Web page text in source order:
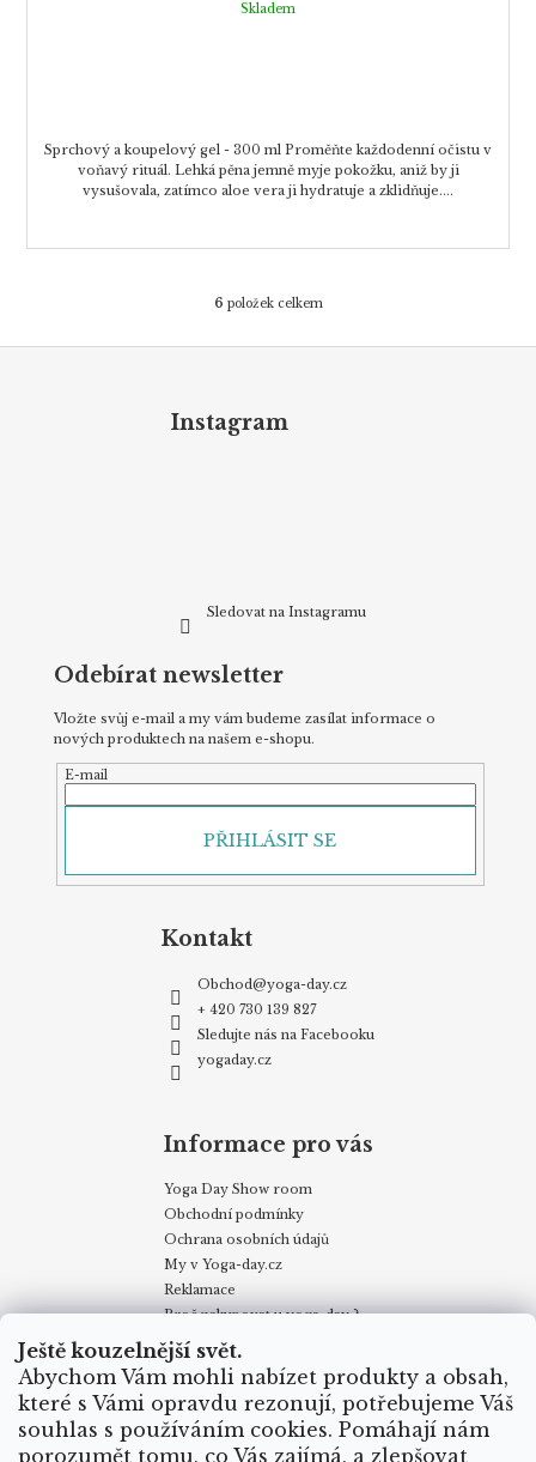
Ještě kouzelnější svět.
Abychom Vám mohli nabízet produkty a obsah,
které s Vámi opravdu rezonují, potřebujeme Váš
souhlas s používáním cookies. Pomáhají nám
porozumět tomu, co Vás zajímá, a zlepšovat
Skladem
Sprchový a koupelový gel - 300 ml Proměňte každodenní očistu v
voňavý rituál. Lehká pěna jemně myje pokožku, aniž by ji
vysušovala, zatímco aloe vera ji hydratuje a zklidňuje....
O
a
v
i
u
6 položek celkem
Instagram
Sledovat na Instagramu
Odebírat newsletter
Vložte svůj e-mail a my vám budeme zasílat informace o
nových produktech na našem e-shopu.
E-mail
PŘIHLÁSIT SE
Kontakt
Obchod@yoga-day.cz
+ 420 730 139 827
Sledujte nás na Facebooku
yogaday.cz
Informace pro vás
Yoga Day Show room
Obchodní podmínky
Ochrana osobních údajů
My v Yoga-day.cz
Reklamace
Proč nakupovat u yoga-day ?
Certifikáty
Způsoby dopravy
Puncovní značky
Velkoobchodní odběr